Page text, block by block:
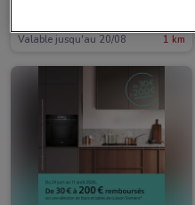
Valable jusqu'au 20/08 1 km